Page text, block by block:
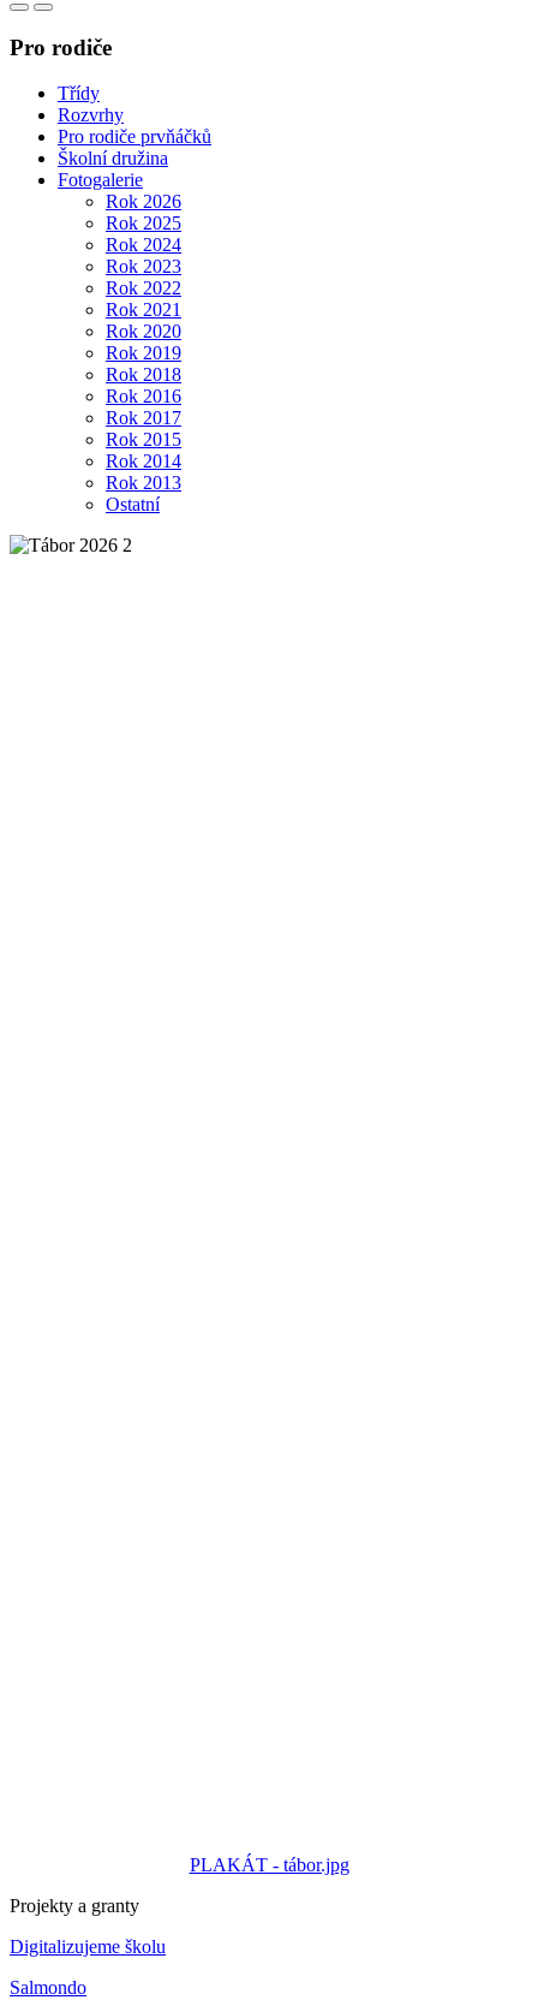
Pro rodiče
Třídy
Rozvrhy
Pro rodiče prvňáčků
Školní družina
Fotogalerie
Rok 2026
Rok 2025
Rok 2024
Rok 2023
Rok 2022
Rok 2021
Rok 2020
Rok 2019
Rok 2018
Rok 2016
Rok 2017
Rok 2015
Rok 2014
Rok 2013
Ostatní
PLAKÁT - tábor.jpg
Projekty a granty
Digitalizujeme školu
Salmondo